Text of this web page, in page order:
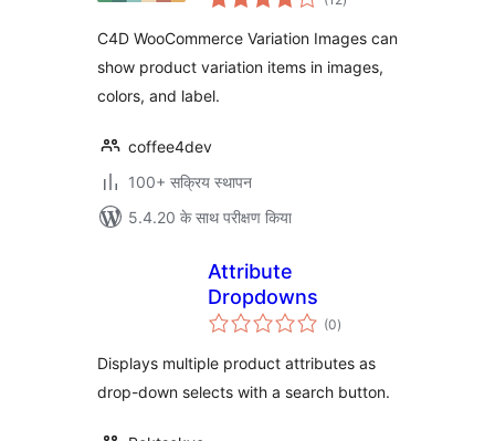
दर
C4D WooCommerce Variation Images can
show product variation items in images,
colors, and label.
coffee4dev
100+ सक्रिय स्थापन
5.4.20 के साथ परीक्षण किया
Attribute
Dropdowns
(0कुल
दर)
Displays multiple product attributes as
drop-down selects with a search button.